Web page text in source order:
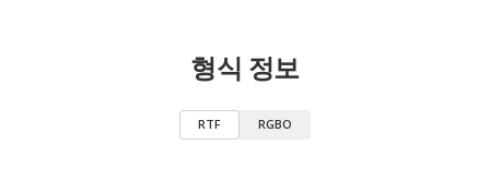
형식 정보
RTF RGBO